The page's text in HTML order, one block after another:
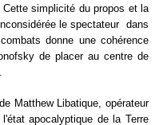
simplicité du propos et la
le spectateur dans
donne une cohérence
de placer au centre de
Matthew Libatique, opérateur
apocalyptique de la Terre